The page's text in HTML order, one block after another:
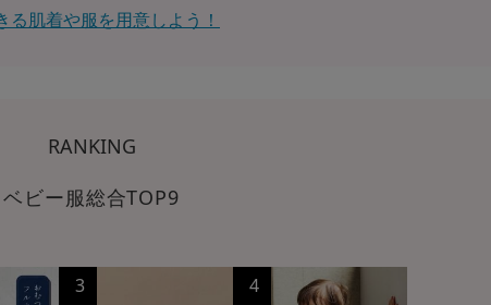
肌着や服を用意しよう！
RANKING
ベビー服総合TOP9
3 4